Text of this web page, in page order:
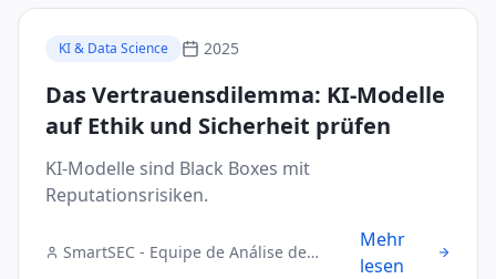
KI & Data Science 2025
Das Vertrauensdilemma: KI-Modelle
auf Ethik und Sicherheit prüfen
KI-Modelle sind Black Boxes mit
Reputationsrisiken.
SmartSEC - Equipe de Análise de
Mehr
lesen